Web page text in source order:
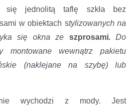
się jednolitą taflę szkła bez
w obiektach stylizowanych na
się okna ze szprosami. Do
montowane wewnątrz pakietu
(naklejane na szybę) lub
wychodzi z mody. Jest